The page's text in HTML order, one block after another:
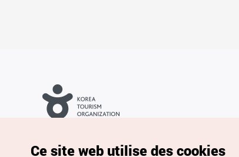
Pour les rapports d'erreurs et demandes de renseignements,
adressez vos demandes à
Ce site web utilise des cookies